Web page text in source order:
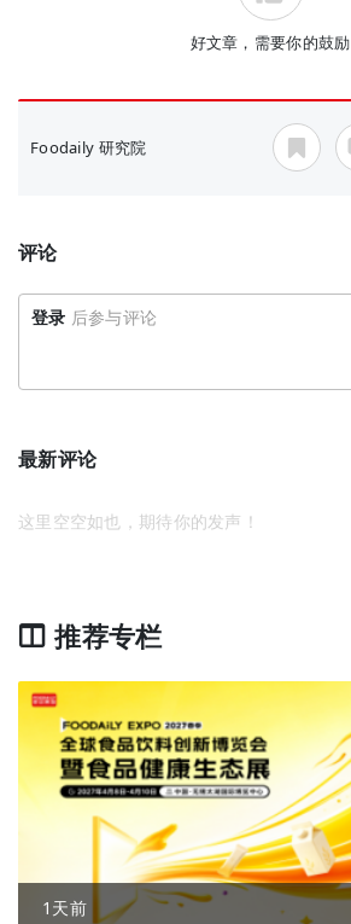
好文章，需要你的鼓励
Foodaily 研究院
评论
登录 后参与评论
最新评论
这里空空如也，期待你的发声！
推荐专栏
1天前